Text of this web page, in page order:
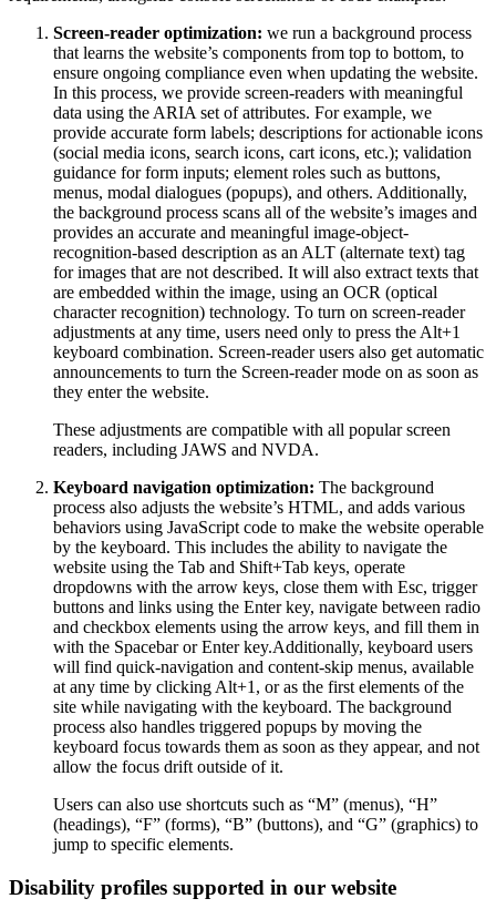
Screen-reader optimization: we run a background process
that learns the website’s components from top to bottom, to
ensure ongoing compliance even when updating the website.
In this process, we provide screen-readers with meaningful
data using the ARIA set of attributes. For example, we
provide accurate form labels; descriptions for actionable icons
(social media icons, search icons, cart icons, etc.); validation
guidance for form inputs; element roles such as buttons,
menus, modal dialogues (popups), and others. Additionally,
the background process scans all of the website’s images and
provides an accurate and meaningful image-object-
recognition-based description as an ALT (alternate text) tag
for images that are not described. It will also extract texts that
are embedded within the image, using an OCR (optical
character recognition) technology. To turn on screen-reader
adjustments at any time, users need only to press the Alt+1
keyboard combination. Screen-reader users also get automatic
announcements to turn the Screen-reader mode on as soon as
they enter the website.
These adjustments are compatible with all popular screen
readers, including JAWS and NVDA.
Keyboard navigation optimization: The background
process also adjusts the website’s HTML, and adds various
behaviors using JavaScript code to make the website operable
by the keyboard. This includes the ability to navigate the
website using the Tab and Shift+Tab keys, operate
dropdowns with the arrow keys, close them with Esc, trigger
buttons and links using the Enter key, navigate between radio
and checkbox elements using the arrow keys, and fill them in
with the Spacebar or Enter key.Additionally, keyboard users
will find quick-navigation and content-skip menus, available
at any time by clicking Alt+1, or as the first elements of the
site while navigating with the keyboard. The background
process also handles triggered popups by moving the
keyboard focus towards them as soon as they appear, and not
allow the focus drift outside of it.
Users can also use shortcuts such as “M” (menus), “H”
(headings), “F” (forms), “B” (buttons), and “G” (graphics) to
jump to specific elements.
Disability profiles supported in our website